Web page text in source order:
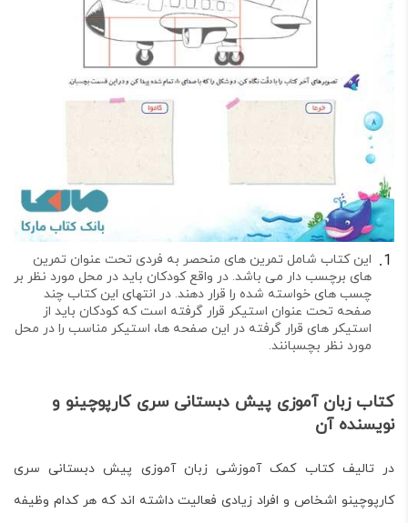
این کتاب شامل تمرین های منحصر به فردی تحت عنوان تمرین
های برچسب دار می باشد. در واقع کودکان باید در محل مورد نظر بر
چسب های خواسته شده را قرار دهند. در انتهای این کتاب چند
صفحه تحت عنوان استیکر قرار گرفته است که کودکان باید از
استیکر های قرار گرفته در این صفحه ها، استیکر مناسب را در محل
مورد نظر بچسبانند.
کتاب زبان آموزی پیش دبستانی سری کارپوچینو و
نویسنده آن
در تالیف کتاب کمک آموزشی زبان آموزی پیش دبستانی سری
کارپوچینو اشخاص و افراد زیادی فعالیت داشته اند که هر کدام وظیفه